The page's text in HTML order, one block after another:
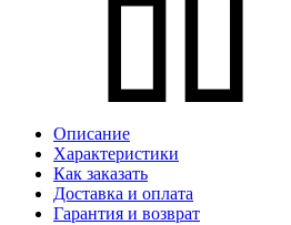
Описание
Характеристики
Как заказать
Доставка и оплата
Гарантия и возврат